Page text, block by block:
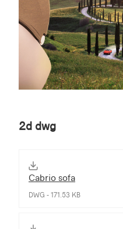
2d dwg
Cabrio sofa
DWG - 171.53 KB